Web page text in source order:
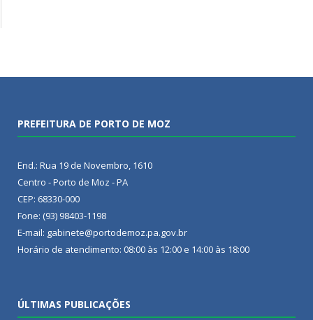
PREFEITURA DE PORTO DE MOZ
End.: Rua 19 de Novembro, 1610
Centro - Porto de Moz - PA
CEP: 68330-000
Fone: (93) 98403-1198
E-mail: gabinete@portodemoz.pa.gov.br
Horário de atendimento: 08:00 às 12:00 e 14:00 às 18:00
ÚLTIMAS PUBLICAÇÕES